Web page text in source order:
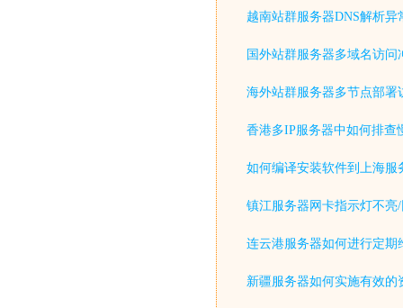
越南站群服务器DNS解析异
国外站群服务器多域名访问
海外站群服务器多节点部署
香港多IP服务器中如何排查
如何编译安装软件到上海服
镇江服务器网卡指示灯不亮
连云港服务器如何进行定期
新疆服务器如何实施有效的